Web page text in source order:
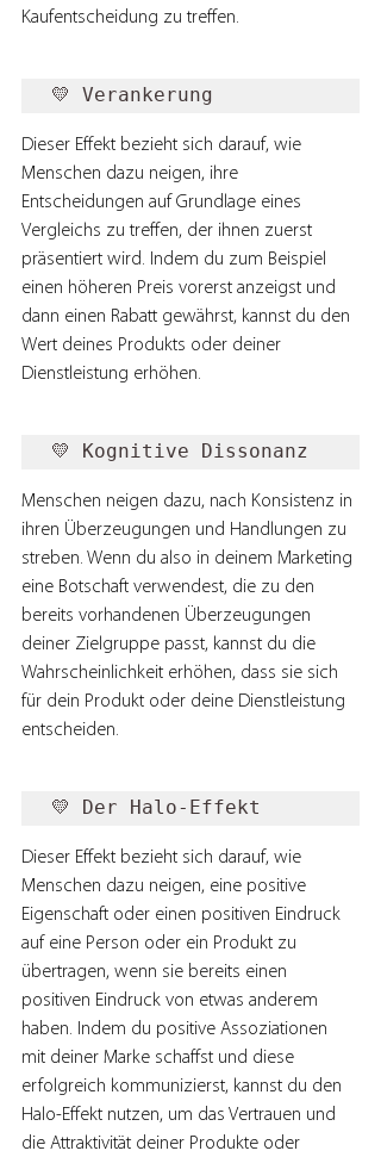
Kaufentscheidung zu treffen.
💛 Verankerung
Dieser Effekt bezieht sich darauf, wie
Menschen dazu neigen, ihre
Entscheidungen auf Grundlage eines
Vergleichs zu treffen, der ihnen zuerst
präsentiert wird. Indem du zum Beispiel
einen höheren Preis vorerst anzeigst und
dann einen Rabatt gewährst, kannst du den
Wert deines Produkts oder deiner
Dienstleistung erhöhen.
💛 Kognitive Dissonanz
Menschen neigen dazu, nach Konsistenz in
ihren Überzeugungen und Handlungen zu
streben. Wenn du also in deinem Marketing
eine Botschaft verwendest, die zu den
bereits vorhandenen Überzeugungen
deiner Zielgruppe passt, kannst du die
Wahrscheinlichkeit erhöhen, dass sie sich
für dein Produkt oder deine Dienstleistung
entscheiden.
💛 Der Halo-Effekt
Dieser Effekt bezieht sich darauf, wie
Menschen dazu neigen, eine positive
Eigenschaft oder einen positiven Eindruck
auf eine Person oder ein Produkt zu
übertragen, wenn sie bereits einen
positiven Eindruck von etwas anderem
haben. Indem du positive Assoziationen
mit deiner Marke schaffst und diese
erfolgreich kommunizierst, kannst du den
Halo-Effekt nutzen, um das Vertrauen und
die Attraktivität deiner Produkte oder